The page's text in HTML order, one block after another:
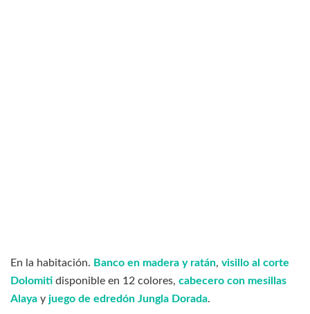
En la habitación. Banco en madera y ratán, visillo al corte
Dolomiti disponible en 12 colores, cabecero con mesillas
Alaya y juego de edredón Jungla Dorada.